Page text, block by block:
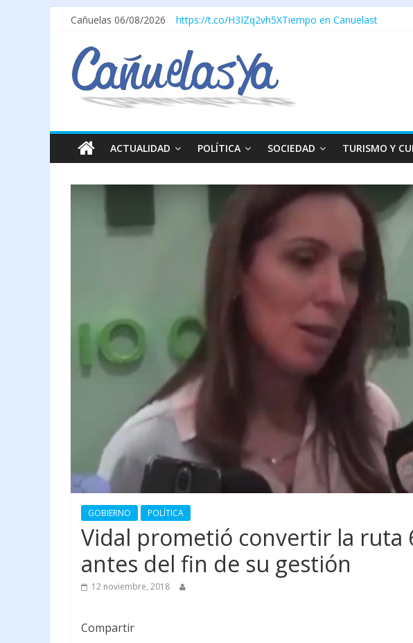
Cañuelas 06/08/2026 https://t.co/H3IZq2vh5XTiempo en Canuelast
ACTUALIDAD POLÍTICA SOCIEDAD TURISMO Y
GOBIERNO POLÍTICA
Vidal prometió convertir la ruta
antes del fin de su gestión
12 noviembre, 2018
Compartir